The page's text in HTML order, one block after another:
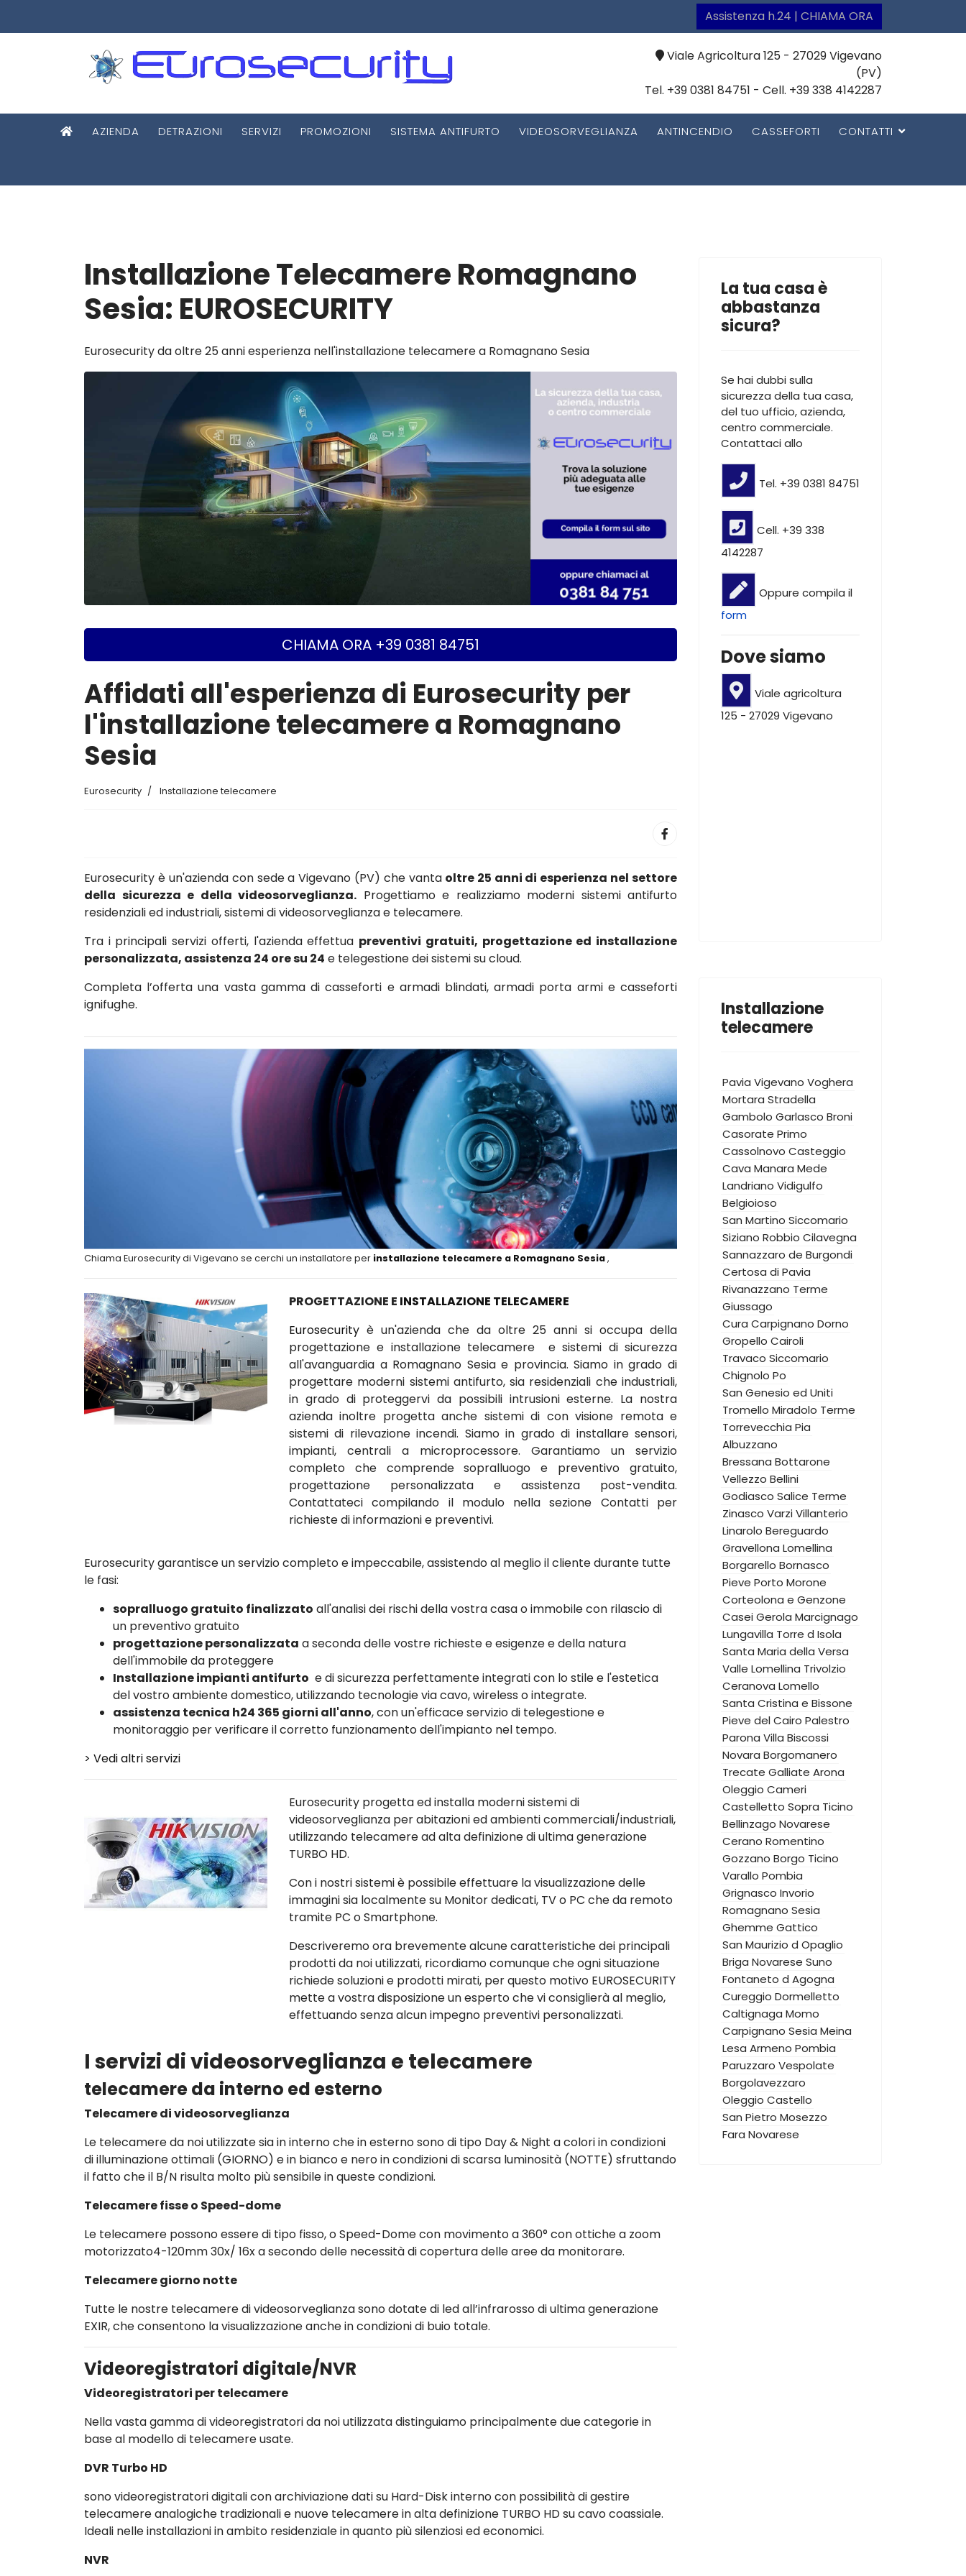
Assistenza h.24 | CHIAMA ORA
Viale Agricoltura 125 - 27029 Vigevano
(PV)
Tel. +39 0381 84751 - Cell. +39 338 4142287
AZIENDA DETRAZIONI SERVIZI PROMOZIONI SISTEMA ANTIFURTO VIDEOSORVEGLIANZA ANTINCENDIO CASSEFORTI CONTATTI
Installazione Telecamere Romagnano
Sesia: EUROSECURITY
Eurosecurity da oltre 25 anni esperienza nell'installazione telecamere a Romagnano Sesia
CHIAMA ORA +39 0381 84751
Affidati all'esperienza di Eurosecurity per
l'installazione telecamere a Romagnano
Sesia
Eurosecurity Installazione telecamere
Eurosecurity è un'azienda con sede a Vigevano (PV) che vantaoltre 25 anni di esperienza nel settore
della sicurezza e della videosorveglianza. Progettiamo e realizziamo moderni sistemi antifurto
residenziali ed industriali, sistemi di videosorveglianza e telecamere.
Tra i principali servizi offerti, l'azienda effettua preventivi gratuiti, progettazione ed installazione
personalizzata, assistenza 24 ore su 24 e telegestione dei sistemi su cloud.
Completa l’offerta una vasta gamma di casseforti e armadi blindati, armadi porta armi e casseforti
ignifughe.
Chiama Eurosecurity di Vigevano se cerchi un installatore per installazione telecamere a Romagnano Sesia,
PROGETTAZIONE E INSTALLAZIONE TELECAMERE
Eurosecurity è un'azienda che da oltre 25 anni si occupa della
progettazione e installazione telecamere e sistemi di sicurezza
all'avanguardia a Romagnano Sesia e provincia. Siamo in grado di
progettare moderni sistemi antifurto, sia residenziali che industriali,
in grado di proteggervi da possibili intrusioni esterne. La nostra
azienda inoltre progetta anche sistemi di con visione remota e
sistemi di rilevazione incendi. Siamo in grado di installare sensori,
impianti, centrali a microprocessore. Garantiamo un servizio
completo che comprende sopralluogo e preventivo gratuito,
progettazione personalizzata e assistenza post-vendita.
Contattateci compilando il modulo nella sezione Contatti per
richieste di informazioni e preventivi.
Eurosecurity garantisce un servizio completo e impeccabile, assistendo al meglio il cliente durante tutte
le fasi:
sopralluogo gratuito finalizzato all'analisi dei rischi della vostra casa o immobile con rilascio di
un preventivo gratuito
progettazione personalizzata a seconda delle vostre richieste e esigenze e della natura
dell'immobile da proteggere
Installazione impianti antifurto e di sicurezza perfettamente integrati con lo stile e l'estetica
del vostro ambiente domestico, utilizzando tecnologie via cavo, wireless o integrate.
assistenza tecnica h24 365 giorni all'anno, con un'efficace servizio di telegestione e
monitoraggio per verificare il corretto funzionamento dell'impianto nel tempo.
> Vedi altri servizi
Eurosecurity progetta ed installa moderni sistemi di
videosorveglianza per abitazioni ed ambienti commerciali/industriali,
utilizzando telecamere ad alta definizione di ultima generazione
TURBO HD.
Con i nostri sistemi è possibile effettuare la visualizzazione delle
immagini sia localmente su Monitor dedicati, TV o PC che da remoto
tramite PC o Smartphone.
Descriveremo ora brevemente alcune caratteristiche dei principali
prodotti da noi utilizzati, ricordiamo comunque che ogni situazione
richiede soluzioni e prodotti mirati, per questo motivo EUROSECURITY
mette a vostra disposizione un esperto che vi consiglierà al meglio,
effettuando senza alcun impegno preventivi personalizzati.
I servizi di videosorveglianza e telecamere
telecamere da interno ed esterno
Telecamere di videosorveglianza
Le telecamere da noi utilizzate sia in interno che in esterno sono di tipo Day & Night a colori in condizioni
di illuminazione ottimali (GIORNO) e in bianco e nero in condizioni di scarsa luminosità (NOTTE) sfruttando
il fatto che il B/N risulta molto più sensibile in queste condizioni.
Telecamere fisse o Speed-dome
Le telecamere possono essere di tipo fisso, o Speed-Dome con movimento a 360° con ottiche a zoom
motorizzato4-120mm 30x/ 16x a secondo delle necessità di copertura delle aree da monitorare.
Telecamere giorno notte
Tutte le nostre telecamere di videosorveglianza sono dotate di led all’infrarosso di ultima generazione
EXIR, che consentono la visualizzazione anche in condizioni di buio totale.
Videoregistratori digitale/NVR
Videoregistratori per telecamere
Nella vasta gamma di videoregistratori da noi utilizzata distinguiamo principalmente due categorie in
base al modello di telecamere usate.
DVR Turbo HD
sono videoregistratori digitali con archiviazione dati su Hard-Disk interno con possibilità di gestire
telecamere analogiche tradizionali e nuove telecamere in alta definizione TURBO HD su cavo coassiale.
Ideali nelle installazioni in ambito residenziale in quanto più silenziosi ed economici.
NVR
La tua casa è
abbastanza
sicura?
Se hai dubbi sulla
sicurezza della tua casa,
del tuo ufficio, azienda,
centro commerciale.
Contattaci allo
Tel. +39 0381 84751
Cell. +39 338
4142287
Oppure compila il
form
Dove siamo
Viale agricoltura
125 - 27029 Vigevano
Installazione
telecamere
Pavia Vigevano Voghera
Mortara Stradella
Gambolo Garlasco Broni
Casorate Primo
Cassolnovo Casteggio
Cava Manara Mede
Landriano Vidigulfo
Belgioioso
San Martino Siccomario
Siziano Robbio Cilavegna
Sannazzaro de Burgondi
Certosa di Pavia
Rivanazzano Terme
Giussago
Cura Carpignano Dorno
Gropello Cairoli
Travaco Siccomario
Chignolo Po
San Genesio ed Uniti
Tromello Miradolo Terme
Torrevecchia Pia
Albuzzano
Bressana Bottarone
Vellezzo Bellini
Godiasco Salice Terme
Zinasco VarziVillanterio
Linarolo Bereguardo
Gravellona Lomellina
Borgarello Bornasco
Pieve Porto Morone
Corteolona e Genzone
Casei Gerola Marcignago
Lungavilla Torre d Isola
Santa Maria della Versa
Valle Lomellina Trivolzio
Ceranova Lomello
Santa Cristina e Bissone
Pieve del Cairo Palestro
Parona Villa Biscossi
Novara Borgomanero
Trecate Galliate Arona
Oleggio Cameri
Castelletto Sopra Ticino
Bellinzago Novarese
Cerano Romentino
Gozzano Borgo Ticino
Varallo Pombia
Grignasco Invorio
Romagnano Sesia
Ghemme Gattico
San Maurizio d Opaglio
Briga Novarese Suno
Fontaneto d Agogna
Cureggio Dormelletto
Caltignaga Momo
Carpignano Sesia Meina
Lesa Armeno Pombia
Paruzzaro Vespolate
Borgolavezzaro
Oleggio Castello
San Pietro Mosezzo
Fara Novarese